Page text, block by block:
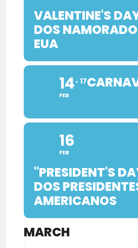
VALENTINE'S
DOS
EUA
14
FEB
17
16
FEB
"PRESIDENT'S
DOS
AMERICANOS
MARCH